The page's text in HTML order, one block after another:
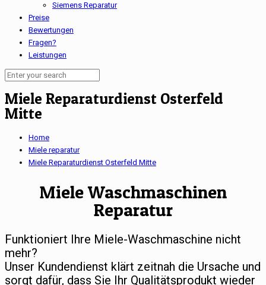
Siemens Reparatur
Preise
Bewertungen
Fragen?
Leistungen
Miele Reparaturdienst Osterfeld
Mitte
Home
Miele reparatur
Miele Reparaturdienst Osterfeld Mitte
Miele Waschmaschinen
Reparatur
Funktioniert Ihre Miele-Waschmaschine nicht
mehr?
Unser Kundendienst klärt zeitnah die Ursache und
sorgt dafür, dass Sie Ihr Qualitätsprodukt wieder